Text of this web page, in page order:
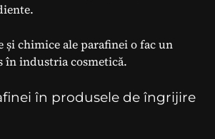
chimice ale parafinei o fac un
în industria cosmetică.
în produsele de îngrijire